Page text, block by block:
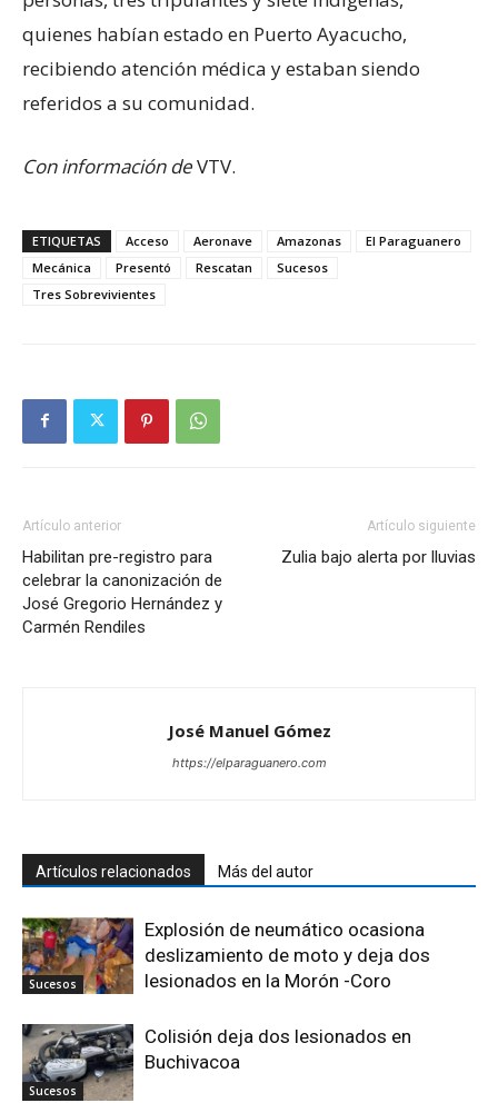
quienes habían estado en Puerto Ayacucho,
recibiendo atención médica y estaban siendo
referidos a su comunidad.
Con información deVTV.
ETIQUETAS Acceso Aeronave Amazonas
El Paraguanero
Mecánica
Presentó Rescatan
Sucesos
Tres Sobrevivientes
Artículo anterior
Habilitan pre-registro para
celebrar la canonización de
José Gregorio Hernández y
Carmén Rendiles
Artículo siguiente
Zulia bajo alerta por lluvias
José Manuel Gómez
https://elparaguanero.com
Artículos relacionados Más del autor
Sucesos
Explosión de neumático ocasiona
deslizamiento de moto y deja dos
lesionados en la Morón -Coro
Sucesos
Colisión deja dos lesionados en
Buchivacoa